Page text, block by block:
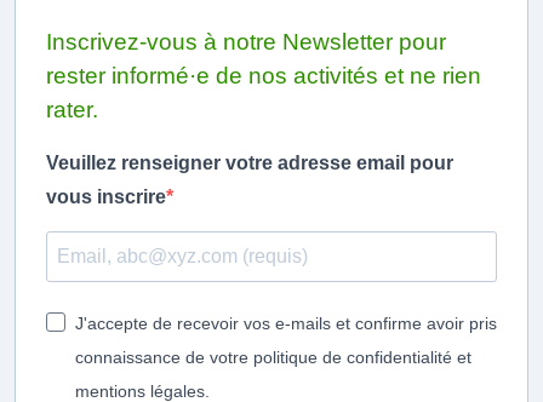
Inscrivez-vous à notre Newsletter pour
rester informé·e de nos activités et ne rien
rater.
Veuillez renseigner votre adresse email pour
vous inscrire
J'accepte de recevoir vos e-mails et confirme avoir pris
connaissance de votre politique de confidentialité et
mentions légales.